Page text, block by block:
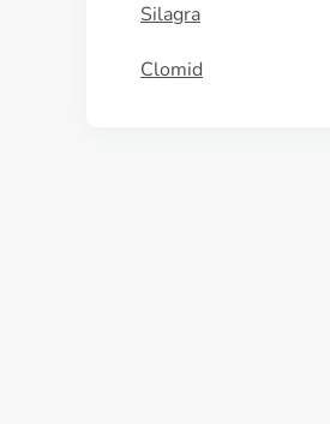
Silagra
Clomid